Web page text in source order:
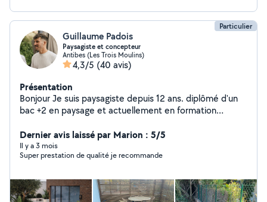
Particulier
Guillaume Padois
Paysagiste et concepteur
Antibes (Les Trois Moulins)
4,3/5 (40 avis)
Présentation
Bonjour Je suis paysagiste depuis 12 ans. diplômé d'un
bac +2 en paysage et actuellement en formation
complet et manuel que ce soit en conception, création,
entretien ou encore montage de meuble en kit. je suis
sérieux, professionnel, ponctuel, soigneux, travail de
Dernier avis laissé par Marion : 5/5
Il y a 3 mois
Super prestation de qualité je recommande